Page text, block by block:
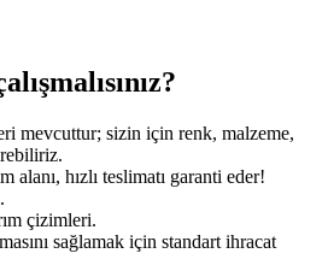
mevcuttur; sizin için renk, malzeme,
alanı, hızlı teslimatı garanti eder!
çizimleri.
sağlamak için standart ihracat